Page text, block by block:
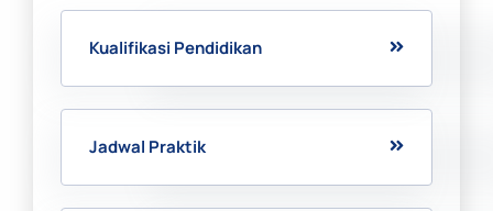
Kualifikasi Pendidikan
Jadwal Praktik